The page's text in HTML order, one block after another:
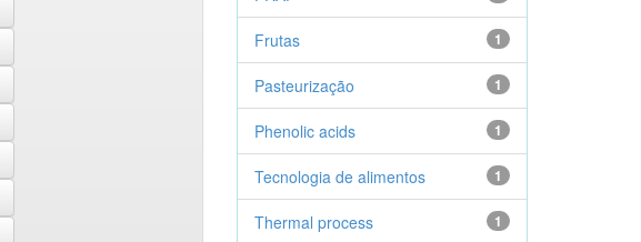
1
Frutas
1
Pasteurização
1
Phenolic acids
1
Tecnologia de alimentos
1
Thermal process